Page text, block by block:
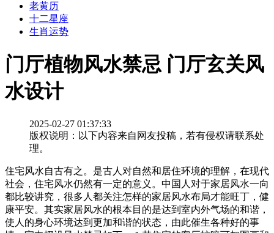
老黄历
十二星座
生肖运势
门厅植物风水禁忌 门厅玄关风
水设计
2025-02-27 01:37:33
版权说明：以下内容来自网友投稿，若有侵权请联系处
理。
住宅风水自古有之。是古人对自然和居住环境的理解，在现代
社会，住宅风水仍然有一定的意义。中国人对于家居风水一向
都比较讲究，很多人都关注怎样的家居风水布局才能旺丁，健
康平安。其实家居风水的根本目的是达到室内外气场的和谐，
使人的身心环境达到更加和谐的状态，由此催生各种好的事